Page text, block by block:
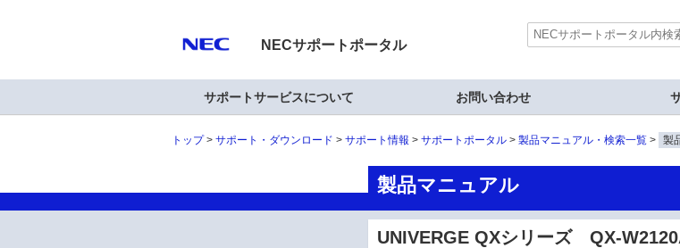
NECサポートポータル
サポートサービスについて お問い合わせ
トップ サポート・ダウンロード サポート情報 サポートポータル 製品マニュアル・検索一覧 製
製品マニュアル
UNIVERGE QXシリーズ QX-